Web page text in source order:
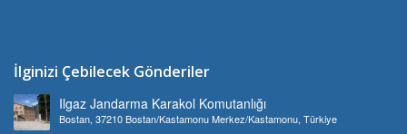
İlginizi Çebilecek Gönderiler
Ilgaz Jandarma Karakol Komutanlığı
Bostan, 37210 Bostan/Kastamonu Merkez/Kastamonu, Türkiye